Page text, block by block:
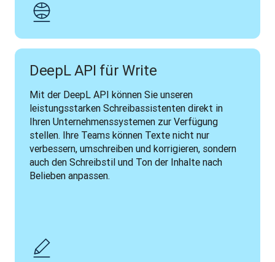
DeepL API für Write
Mit der DeepL API können Sie unseren
leistungsstarken Schreibassistenten direkt in
Ihren Unternehmenssystemen zur Verfügung
stellen. Ihre Teams können Texte nicht nur
verbessern, umschreiben und korrigieren, sondern
auch den Schreibstil und Ton der Inhalte nach
Belieben anpassen.